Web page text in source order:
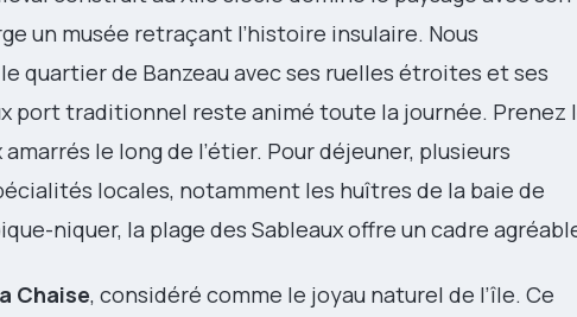
un musée retraçant l’histoire insulaire. Nous
quartier de Banzeau avec ses ruelles étroites et ses
port traditionnel reste animé toute la journée. Prenez
le long de l’étier. Pour déjeuner, plusieurs
locales, notamment les huîtres de la baie de
niquer, la plage des Sableaux offre un cadre
Chaise, considéré comme le joyau naturel de l’île. Ce